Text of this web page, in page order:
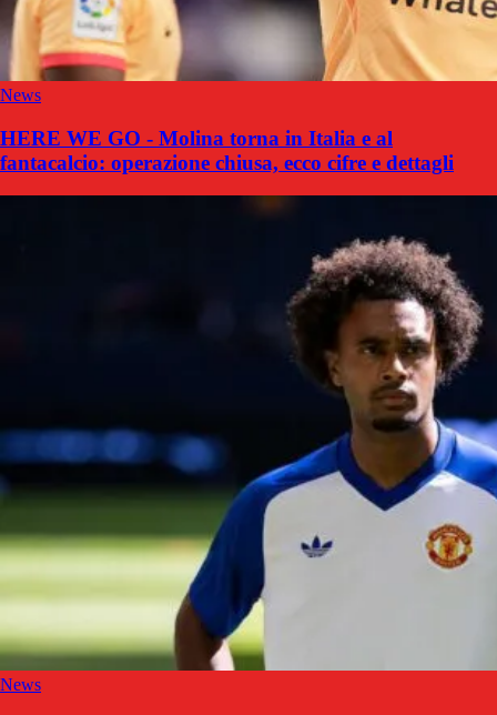
News
HERE WE GO - Molina torna in Italia e al
fantacalcio: operazione chiusa, ecco cifre e dettagli
News